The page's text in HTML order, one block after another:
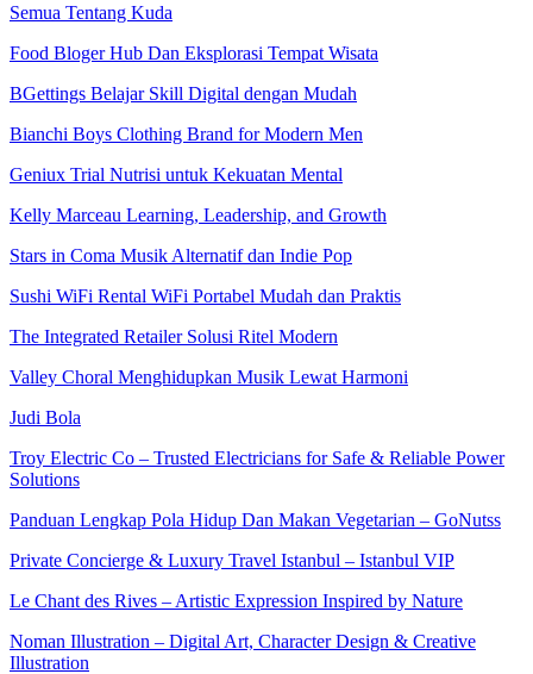
Semua Tentang Kuda
Food Bloger Hub Dan Eksplorasi Tempat Wisata
BGettings Belajar Skill Digital dengan Mudah
Bianchi Boys Clothing Brand for Modern Men
Geniux Trial Nutrisi untuk Kekuatan Mental
Kelly Marceau Learning, Leadership, and Growth
Stars in Coma Musik Alternatif dan Indie Pop
Sushi WiFi Rental WiFi Portabel Mudah dan Praktis
The Integrated Retailer Solusi Ritel Modern
Valley Choral Menghidupkan Musik Lewat Harmoni
Judi Bola
Troy Electric Co – Trusted Electricians for Safe & Reliable Power
Solutions
Panduan Lengkap Pola Hidup Dan Makan Vegetarian – GoNutss
Private Concierge & Luxury Travel Istanbul – Istanbul VIP
Le Chant des Rives – Artistic Expression Inspired by Nature
Noman Illustration – Digital Art, Character Design & Creative
Illustration